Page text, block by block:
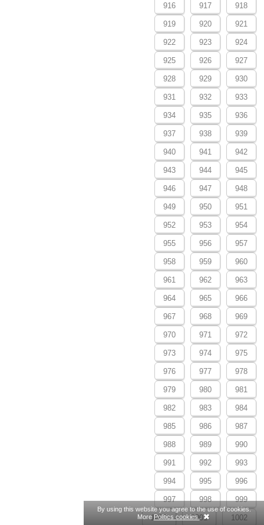
916 917 918
919 920 921
922 923 924
925 926 927
928 929 930
931 932 933
934 935 936
937 938 939
940 941 942
943 944 945
946 947 948
949 950 951
952 953 954
955 956 957
958 959 960
961 962 963
964 965 966
967 968 969
970 971 972
973 974 975
976 977 978
979 980 981
982 983 984
985 986 987
988 989 990
991 992 993
994 995 996
997 998 999
1000 1001 1002
By using this website you agree to the use of cookies.
MorePolitics cookies..